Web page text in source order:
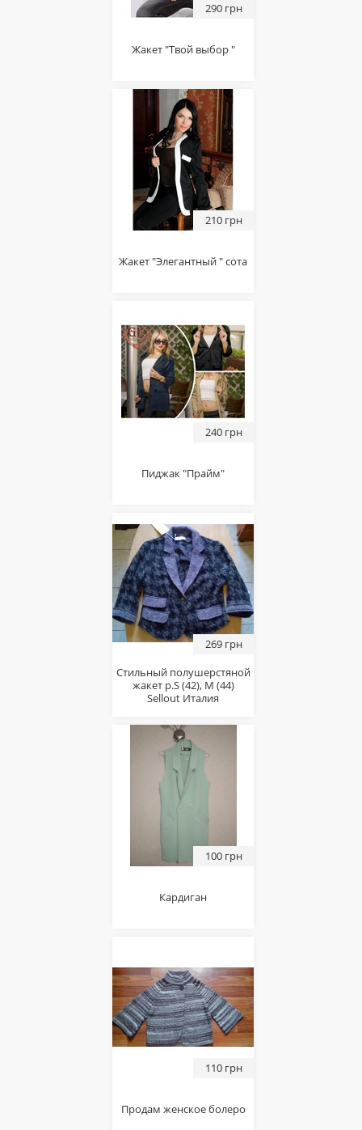
290 грн
Жакет "Твой выбор "
210 грн
Жакет "Элегантный " сота
240 грн
Пиджак "Прайм"
269 грн
Стильный полушерстяной
жакет р.S (42), М (44)
Sellout Италия
100 грн
Кардиган
110 грн
Продам женское болеро